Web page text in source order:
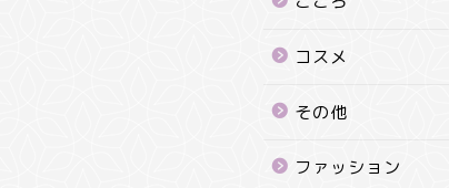
コスメ
その他
ファッション